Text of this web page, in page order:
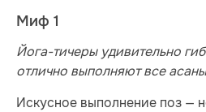
Миф 1
Йога-тичеры удивительно
отлично выполняют все
Искусное выполнение поз —